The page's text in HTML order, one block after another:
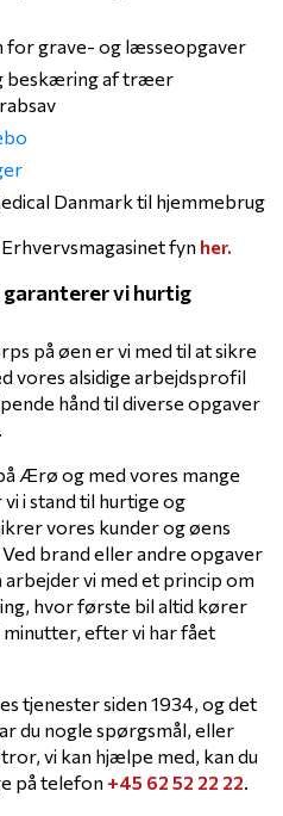
for grave- og læsseopgaver
beskæring af træer
Danmark til hjemmebrug
fyn her.
vi hurtig
på øen er vi med til at sikre
vores alsidige arbejdsprofil
hånd til diverse opgaver
Ærø og med vores mange
i stand til hurtige og
vores kunder og øens
brand eller andre opgaver
vi med et princip om
hvor første bil altid kører
efter vi har fået
tjenester siden 1934, og det
du nogle spørgsmål, eller
vi kan hjælpe med, kan du
på telefon +45 62 52 22 22